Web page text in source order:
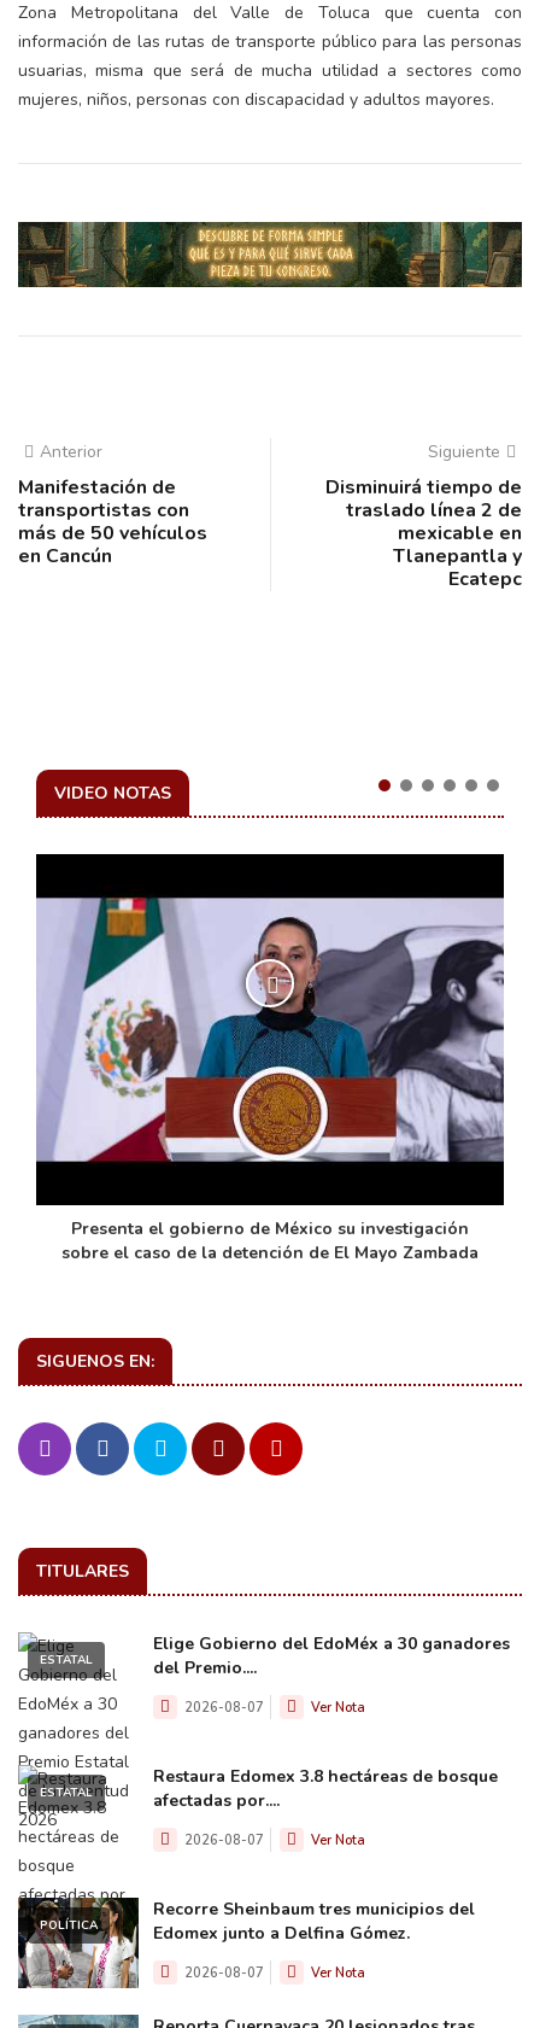
Zona Metropolitana del Valle de Toluca que cuenta con
información de las rutas de transporte público para las personas
usuarias, misma que será de mucha utilidad a sectores como
mujeres, niños, personas con discapacidad y adultos mayores.
Anterior
Manifestación de
transportistas con
más de 50 vehículos
en Cancún
Siguiente
Disminuirá tiempo de
traslado línea 2 de
mexicable en
Tlanepantla y
Ecatepc
VIDEO NOTAS
Presenta el gobierno de México su investigación
sobre el caso de la detención de El Mayo Zambada
SIGUENOS EN:
TITULARES
ESTATAL
Elige Gobierno del EdoMéx a 30 ganadores
del Premio....
2026-08-07 Ver Nota
ESTATAL
Restaura Edomex 3.8 hectáreas de bosque
afectadas por....
2026-08-07 Ver Nota
POLÍTICA
Recorre Sheinbaum tres municipios del
Edomex junto a Delfina Gómez.
2026-08-07 Ver Nota